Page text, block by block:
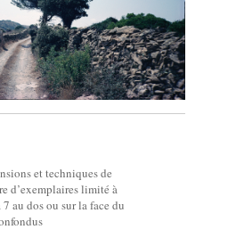
et techniques de
d’exemplaires limité à
au dos ou sur la face du